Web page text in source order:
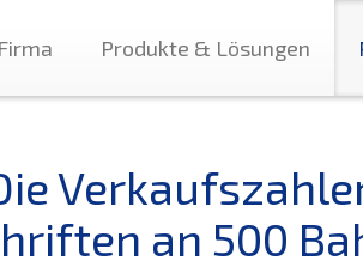
Firma Produkte & Lösungen
an 500